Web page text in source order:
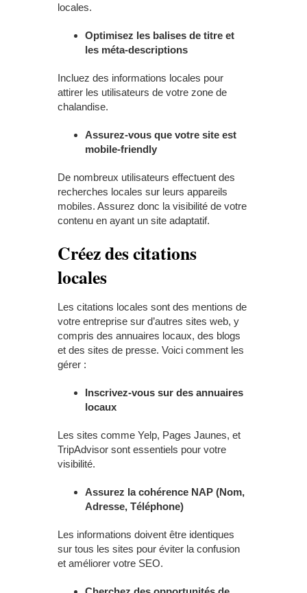
locales.
Optimisez les balises de titre et
les méta-descriptions
Incluez des informations locales pour
attirer les utilisateurs de votre zone de
chalandise.
Assurez-vous que votre site est
mobile-friendly
De nombreux utilisateurs effectuent des
recherches locales sur leurs appareils
mobiles. Assurez donc la visibilité de votre
contenu en ayant un site adaptatif.
Créez des citations
locales
Les citations locales sont des mentions de
votre entreprise sur d’autres sites web, y
compris des annuaires locaux, des blogs
et des sites de presse. Voici comment les
gérer :
Inscrivez-vous sur des annuaires
locaux
Les sites comme Yelp, Pages Jaunes, et
TripAdvisor sont essentiels pour votre
visibilité.
Assurez la cohérence NAP (Nom,
Adresse, Téléphone)
Les informations doivent être identiques
sur tous les sites pour éviter la confusion
et améliorer votre SEO.